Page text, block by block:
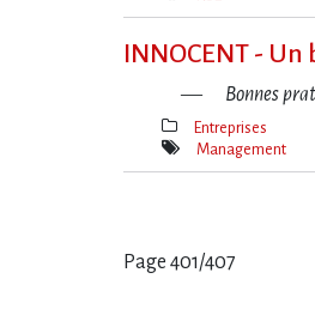
Mot(s)-
INNOCENT -
Bonnes
Thèmes(s)
Entreprises
Mot(s)-
Management
Page 401/407